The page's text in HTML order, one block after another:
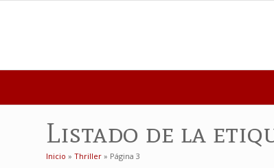
Listado de la
Inicio » Thriller » Página 3